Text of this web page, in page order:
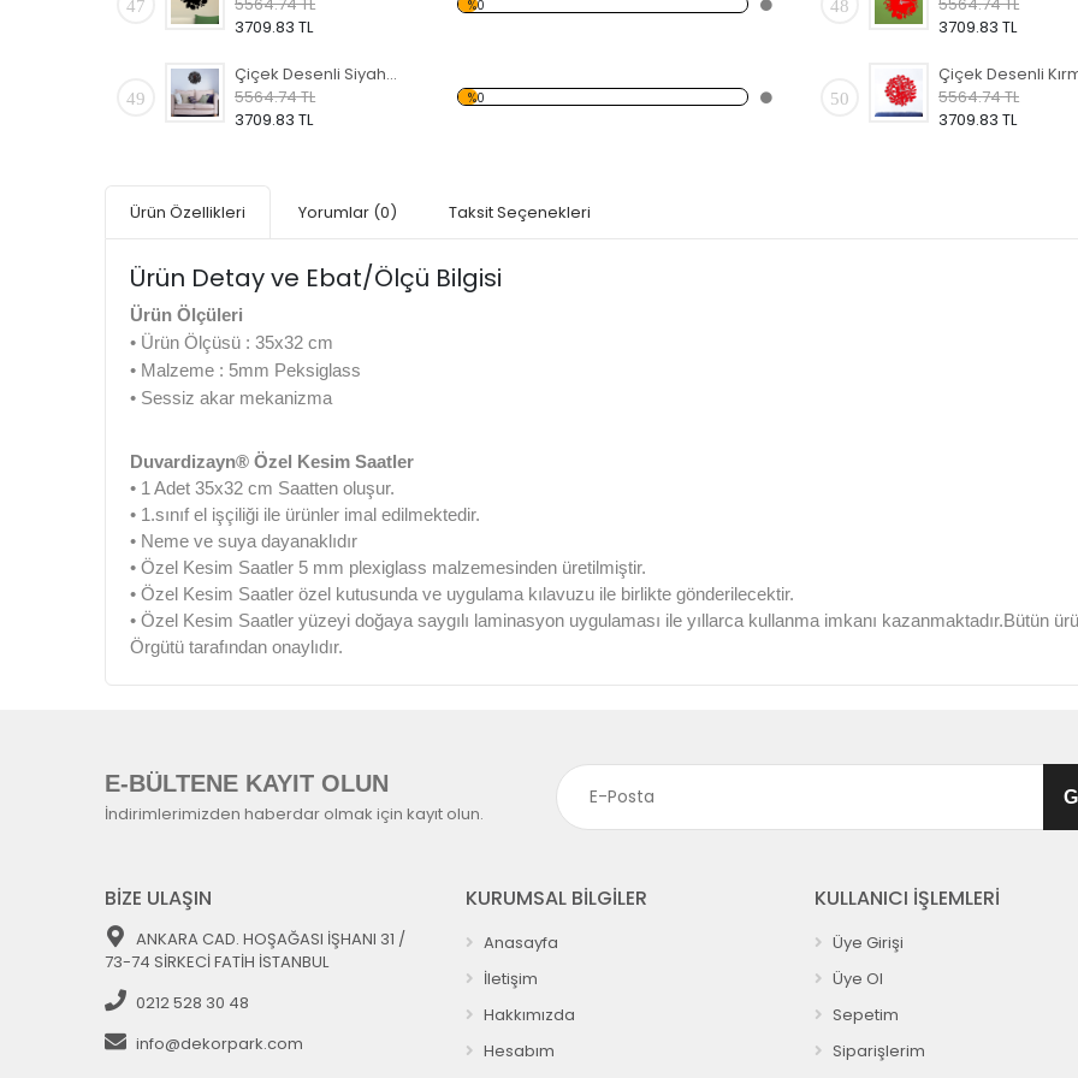
47
5564.74 TL
3709.83 TL
%0 48
5564.74 TL
3709.83 TL
49
Çiçek Desenli Siyah Dekoratif Duvar Saati
5564.74 TL
3709.83 TL
%0 50
5564.74 TL
3709.83 TL
Ürün Özellikleri Yorumlar (0) Taksit Seçenekleri
Ürün Detay ve Ebat/Ölçü Bilgisi
Ürün Ölçüleri
• Ürün Ölçüsü : 35x32 cm
• Malzeme : 5mm Peksiglass
• Sessiz akar mekanizma
Duvardizayn® Özel Kesim Saatler
• 1 Adet 35x32 cm Saatten oluşur.
• 1.sınıf el işçiliği ile ürünler imal edilmektedir.
• Neme ve suya dayanaklıdır
• Özel Kesim Saatler 5 mm plexiglass malzemesinden üretilmiştir.
• Özel Kesim Saatler özel kutusunda ve uygulama kılavuzu ile birlikte gönderilecektir.
• Özel Kesim Saatler yüzeyi doğaya saygılı laminasyon uygulaması ile yıllarca kullanma imkanı kazanmaktadır.Bütün
Örgütü tarafından onaylıdır.
E-BÜLTENE KAYIT OLUN
İndirimlerimizden haberdar olmak için kayıt olun.
BİZE ULAŞIN
ANKARA CAD. HOŞAĞASI İŞHANI 31 /
73-74 SİRKECİ FATİH İSTANBUL
0212 528 30 48
info@dekorpark.com
KURUMSAL BİLGİLER
Anasayfa
İletişim
Hakkımızda
Hesabım
KULLANICI İŞLEMLERİ
Üye Girişi
Üye Ol
Sepetim
Siparişlerim